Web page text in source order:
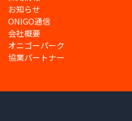
お知らせ
ONIGO通信
会社概要
オニゴーパーク
協業パートナー